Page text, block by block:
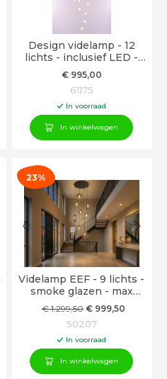
Design videlamp - 12
lichts - inclusief LED -
bolletjes
€995,00
61175
In voorraad
In winkelwagen
23%
Videlamp EEF - 9 lichts -
smoke glazen - max
350cm
€1.299,50 €999,50
50207
In voorraad
In winkelwagen